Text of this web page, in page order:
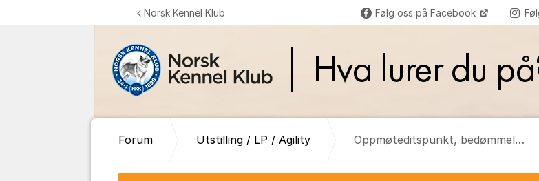
Norsk Kennel Klub Følg oss på Facebook
Forum Utstilling / LP / Agility Oppmøteditspunkt, bedømmelsestidspunkt.